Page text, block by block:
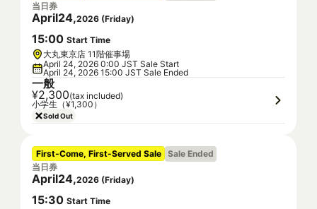
当日券
April24,2026 (Friday)
15:00 Start Time
大丸東京店 11階催事場
April 24, 2026 0:00 JST Sale Start
April 24, 2026 15:00 JST Sale Ended
一般
¥2,300(tax included)
小学生（¥1,300）
Sold Out
First-Come, First-Served Sale Sale Ended
当日券
April24,2026 (Friday)
15:30 Start Time